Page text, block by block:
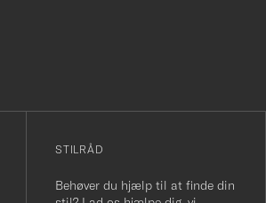
STILRÅD
Behøver du hjælp til at finde din